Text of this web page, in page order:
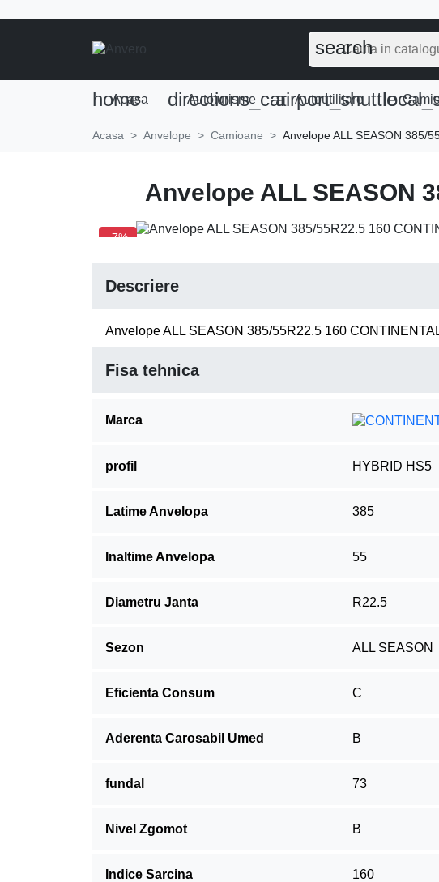
search
home
Acasa directions_car
Autoturisme airport_shuttle
Autoutilitare
Acasa Anvelope Camioane Anvelope ALL SEASON 385/
Anvelope ALL SEASON
-7%
Descriere
Anvelope ALL SEASON 385/55R22.5 160
Fisa tehnica
Marca
profil HYBRID HS5
Latime Anvelopa 385
Inaltime Anvelopa 55
Diametru Janta R22.5
Sezon ALL SEASON
Eficienta Consum C
Aderenta Carosabil Umed B
fundal 73
Nivel Zgomot B
Indice Sarcina 160